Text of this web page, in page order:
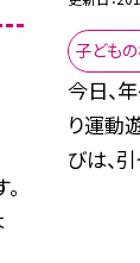
子ども
今日、
り運動
びは、